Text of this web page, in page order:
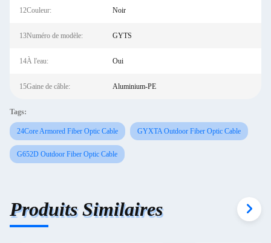
12Couleur: Noir
13Numéro de modèle: GYTS
14À l'eau: Oui
15Gaine de câble: Aluminium-PE
Tags:
24Core Armored Fiber Optic Cable GYXTA Outdoor Fiber Optic Cable
G652D Outdoor Fiber Optic Cable
Produits Similaires